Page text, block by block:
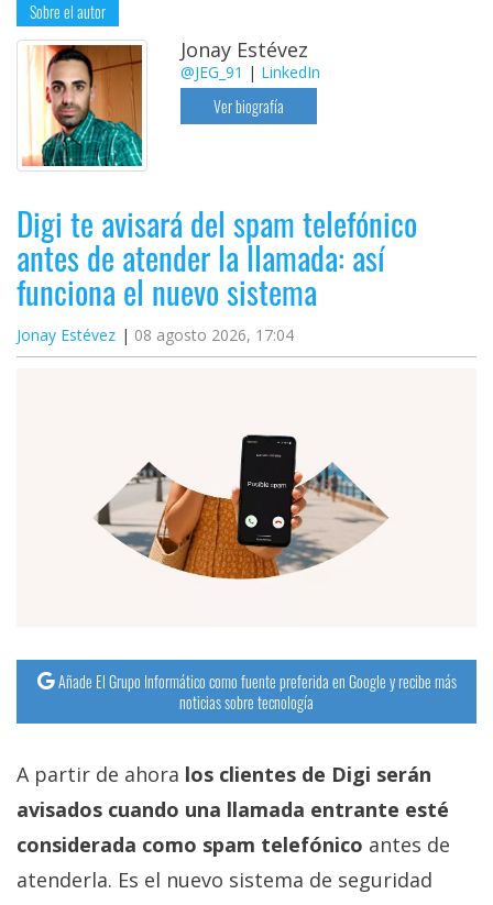
Sobre el autor
Jonay Estévez
@JEG_91 | LinkedIn
Ver biografía
Digi te avisará del spam telefónico
antes de atender la llamada: así
funciona el nuevo sistema
Jonay Estévez 08 agosto 2026, 17:04
Añade El Grupo Informático como fuente preferida en Google y recibe más
noticias sobre tecnología
A partir de ahora los clientes de Digi serán
avisados cuando una llamada entrante esté
considerada como spam telefónico antes de
atenderla. Es el nuevo sistema de seguridad